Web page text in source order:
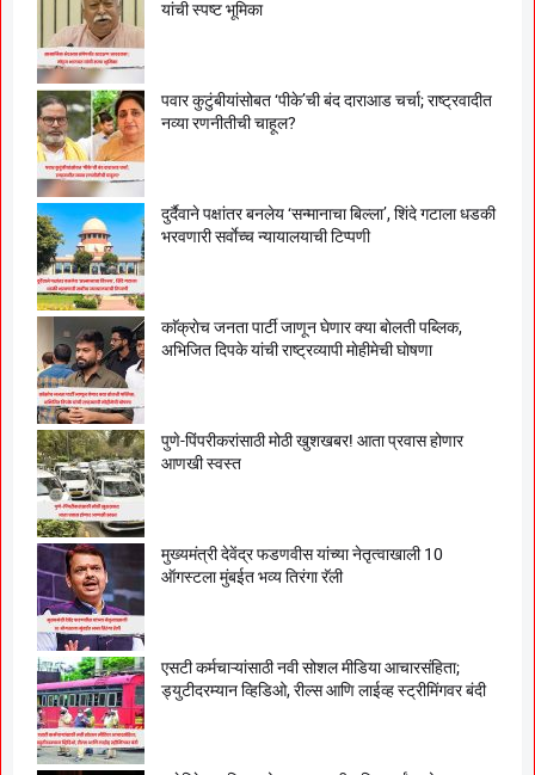
यांची स्पष्ट भूमिका
पवार कुटुंबीयांसोबत ‘पीके’ची बंद दाराआड चर्चा; राष्ट्रवादीत
नव्या रणनीतीची चाहूल?
दुर्दैवाने पक्षांतर बनलेय ‘सन्मानाचा बिल्ला’, शिंदे गटाला धडकी
भरवणारी सर्वाेच्च न्यायालयाची टिप्पणी
काॅक्राेच जनता पार्टी जाणून घेणार क्या बाेलती पब्लिक,
अभिजित दिपके यांची राष्ट्रव्यापी माेहीमेची घाेषणा
पुणे-पिंपरीकरांसाठी मोठी खुशखबर! आता प्रवास होणार
आणखी स्वस्त
मुख्यमंत्री देवेंद्र फडणवीस यांच्या नेतृत्वाखाली 10
ऑगस्टला मुंबईत भव्य तिरंगा रॅली
एसटी कर्मचाऱ्यांसाठी नवी सोशल मीडिया आचारसंहिता;
ड्युटीदरम्यान व्हिडिओ, रील्स आणि लाईव्ह स्ट्रीमिंगवर बंदी